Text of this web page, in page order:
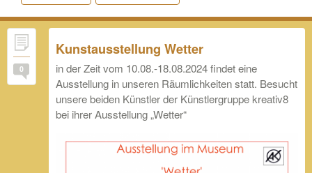
0
Kunstausstellung Wetter
in der Zeit vom 10.08.-18.08.2024 findet eine
Ausstellung in unseren Räumlichkeiten statt. Besucht
unsere beiden Künstler der Künstlergruppe kreativ8
bei ihrer Ausstellung „Wetter“